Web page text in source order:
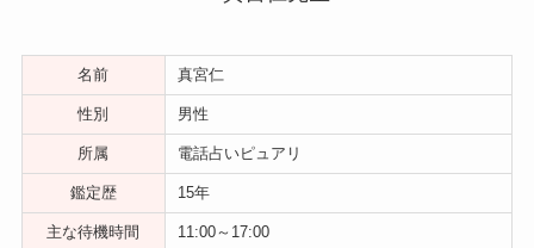
名前 真宮仁
性別 男性
所属 電話占いピュアリ
鑑定歴 15年
主な待機時間 11:00～17:00